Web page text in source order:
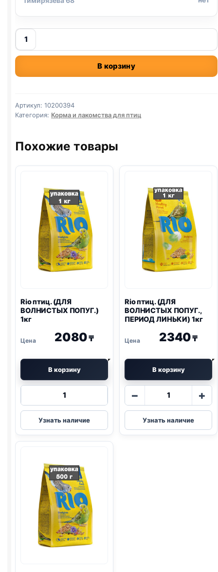
Количество
товара
Rio
(ДЛЯ
ПОПУГ.)
1кг
В корзину
Артикул: 10200394
Категория: Корма и лакомства для птиц
Похожие товары
Rioптиц. (ДЛЯ
ВОЛНИСТЫХ ПОПУГ.)
1кг
2080₸
В корзину
Количество
Rio
птиц.
(ДЛЯ
1кг
Узнать наличие
Rioптиц. (ДЛЯ
ВОЛНИСТЫХ ПОПУГ.,
ПЕРИОД ЛИНЬКИ) 1кг
2340₸
В корзину
−
Количество
Rio
птиц.
(ДЛЯ
+
Узнать наличие